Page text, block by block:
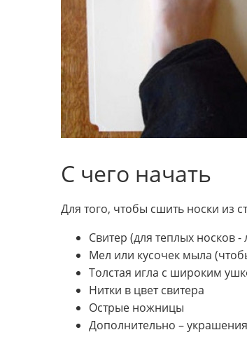
С чего начать
Для того, чтобы сшить носки из
Свитер (для теплых носков
Мел или кусочек мыла
Толстая игла с широким
Нитки в цвет свитера
Острые ножницы
Дополнительно –